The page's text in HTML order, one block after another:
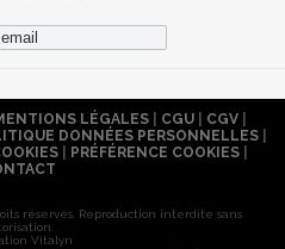
LÉGALES| CGU| CGV|
DONNÉES PERSONNELLES
PRÉFÉRENCE COOKIES
réservés. Reproduction interdite sans
Vitalyn